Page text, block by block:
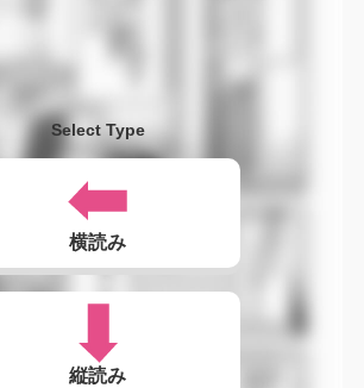
Select Type
横読み
縦読み